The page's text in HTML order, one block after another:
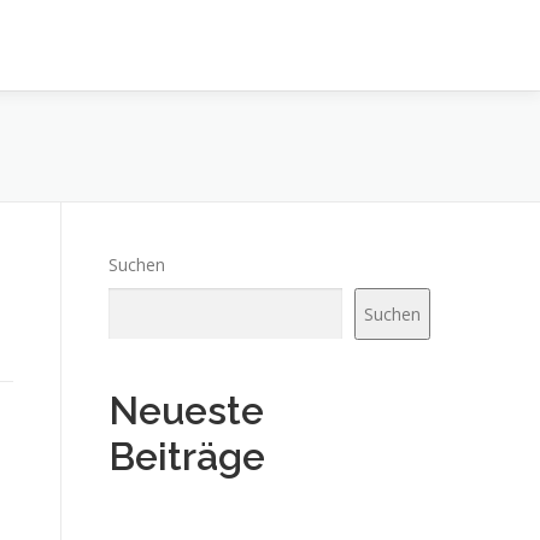
Suchen
Suchen
Neueste
Beiträge